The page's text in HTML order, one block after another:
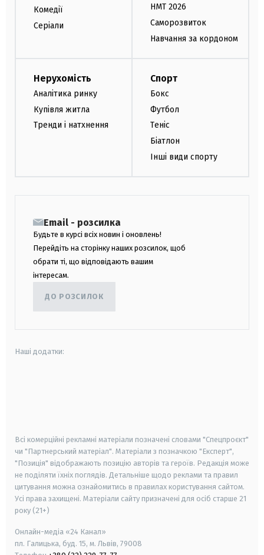
Комедії
Серіали
НМТ 2026
Саморозвиток
Навчання за кордоном
Нерухомість
Аналітика ринку
Купівля житла
Тренди і натхнення
Спорт
Бокс
Футбол
Теніс
Біатлон
Інші види спорту
Email - розсилка
Будьте в курсі всіх новин і оновлень!
Перейдіть на сторінку наших розсилок, щоб
обрати ті, що відповідають вашим
інтересам.
ДО РОЗСИЛОК
Наші додатки:
Всі комерційні рекламні матеріали позначені словами "Спецпроєкт"
чи "Партнерський матеріал". Матеріали з позначкою "Експерт",
"Позиція" відображають позицію авторів та героїв. Редакція може
не поділяти їхніх поглядів. Детальніше щодо реклами та правил
цитування можна ознайомитись в правилах користування сайтом.
Усі права захищені. Матеріали сайту призначені для осіб старше 21
року (21+)
Онлайн-медіа «24 Канал»
пл. Галицька, буд. 15, м. Львів, 79008